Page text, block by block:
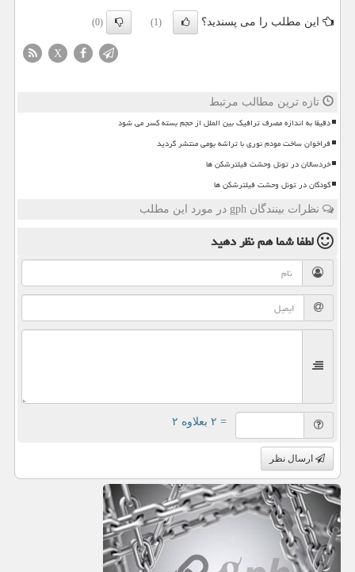
این مطلب را می پسندید؟ (1)
(0)
X
تازه ترین مطالب مرتبط
دقیقا به اندازه مصرف ترافیک بین الملل از حجم بسته کسر می شود
فراخوان ساخت مودم نوری با تراشه بومی منتشر گردید
خردسالان در تونل وحشت فیلترشکن ها
کودکان در تونل وحشت فیلترشکن ها
نظرات بینندگان gph در مورد این مطلب
لطفا شما همنظر دهید
= ۲ بعلاوه ۲
ارسال نظر